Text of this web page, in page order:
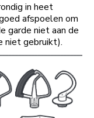
in heet
afspoelen om
garde niet aan de
niet gebruikt).